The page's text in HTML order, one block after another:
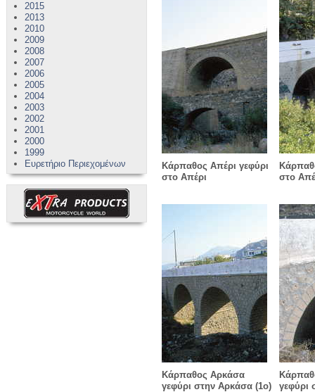
2015
2013
2010
2009
2008
2007
2006
2005
2004
2003
2002
2001
2000
1999
Ευρετήριο Περιεχομένων
Κάρπαθος Απέρι γεφύρι
στο Απέρι
στο
Κάρπαθος Αρκάσα
γεφύρι στην Αρκάσα (1ο)
γεφύρι